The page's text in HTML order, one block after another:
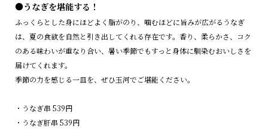
●うなぎを堪能する！
ふっくらとした身にほどよく脂がのり、噛むほどに旨みが広がるうなぎ
は、夏の食欲を自然と引き出してくれる存在です。香り、柔らかさ、コク
のある味わいが重なり合い、暑い季節でもすっと身体に馴染むおいしさを
届けてくれます。
季節の力を感じる一皿を、ぜひ玉河でご堪能ください。
・うなぎ串 539円
・うなぎ肝串 539円